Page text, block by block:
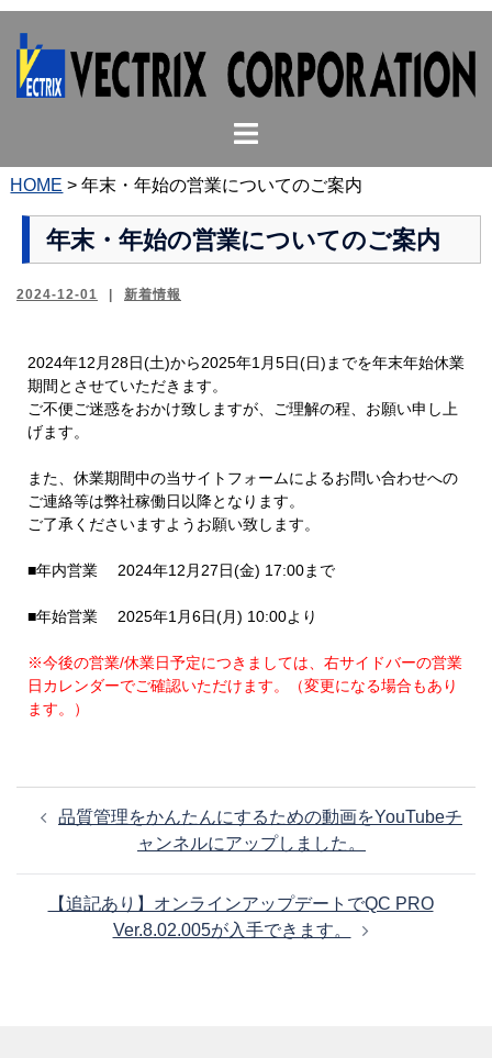
ス
ト
ル
ニ
ュ
HOME >年末・年始の営業についてのご案内
年末・年始の営業についてのご案内
2024-12-01 新着情報
2024年12月28日(土)から2025年1月5日(日)までを年末年始休業
期間とさせていただきます。
ご不便ご迷惑をおかけ致しますが、ご理解の程、お願い申し上
げます。
また、休業期間中の当サイトフォームによるお問い合わせへの
ご連絡等は弊社稼働日以降となります。
ご了承くださいますようお願い致します。
■年内営業 2024年12月27日(金) 17:00まで
■年始営業 2025年1月6日(月) 10:00より
※今後の営業/休業日予定につきましては、右サイドバーの営業
日カレンダーでご確認いただけます。
（変更になる場合もあり
ます。）
品質管理をかんたんにするための動画をYouTubeチ
ャンネルにアップしました。
【追記あり】オンラインアップデートでQC PRO
Ver.8.02.005が入手できます。